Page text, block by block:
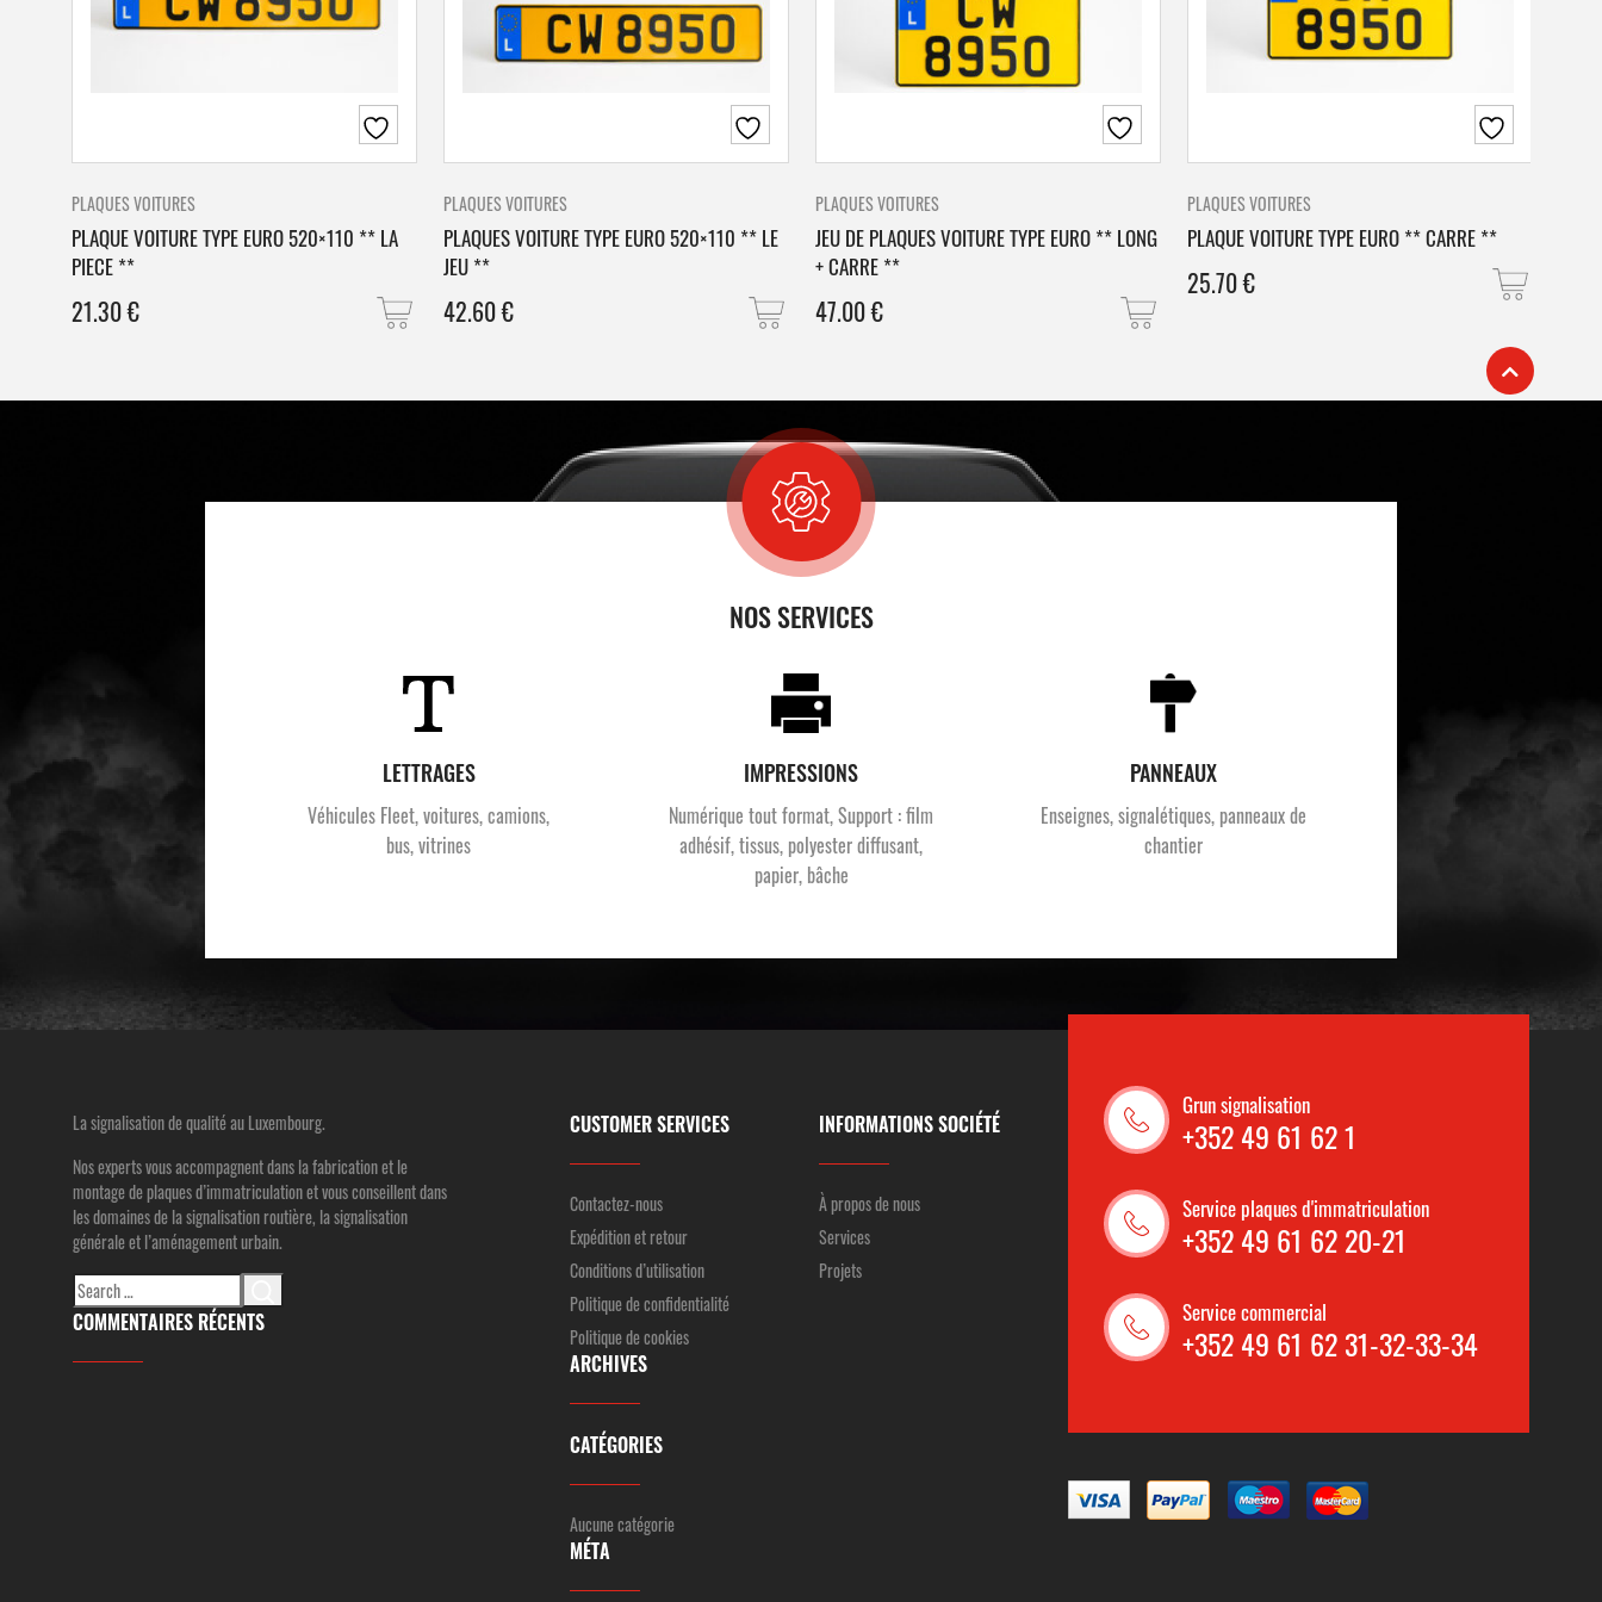
PLAQUES VOITURES
PLAQUE VOITURE TYPE EURO 520×110 ** LA
PIECE **
21.30€
PLAQUES VOITURES
PLAQUES VOITURE TYPE EURO 520×110 ** LE
JEU **
42.60€
PLAQUES VOITURES
JEU DE PLAQUES VOITURE TYPE EURO ** LONG
+ CARRE **
47.00€
PLAQUES VOITURES
PLAQUE VOITURE TYPE EURO ** CARRE **
25.70€
NOS SERVICES
LETTRAGES
Véhicules Fleet, voitures, camions,
bus, vitrines
IMPRESSIONS
Numérique tout format, Support : film
adhésif, tissus, polyester diffusant,
papier, bâche
PANNEAUX
Enseignes, signalétiques, panneaux de
chantier
La signalisation de qualité au Luxembourg.
Nos experts vous accompagnent dans la fabrication et le
montage de plaques d’immatriculation et vous conseillent dans
les domaines de la signalisation routière, la signalisation
générale et l’aménagement urbain.
Search
for:
COMMENTAIRES RÉCENTS
CUSTOMER SERVICES
Contactez-nous
Expédition et retour
Conditions d’utilisation
Politique de confidentialité
Politique de cookies
ARCHIVES
CATÉGORIES
Aucune catégorie
MÉTA
INFORMATIONS SOCIÉTÉ
À propos de nous
Services
Projets
Grun signalisation
+352 49 61 62 1
Service plaques d'immatriculation
+352 49 61 62 20-21
Service commercial
+352 49 61 62 31-32-33-34